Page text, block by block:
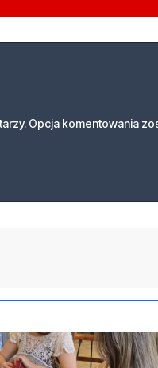
Opcja komentowania